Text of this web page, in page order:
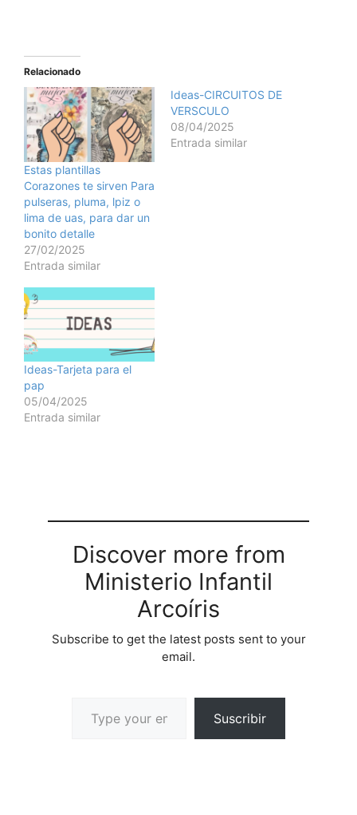
Relacionado
Estas plantillas
Corazones te sirven Para
pulseras, pluma, lpiz o
lima de uas, para dar un
bonito detalle
27/02/2025
Entrada similar
Ideas-CIRCUITOS DE
VERSCULO
08/04/2025
Entrada similar
Ideas-Tarjeta para el
pap
05/04/2025
Entrada similar
Discover more from
Ministerio Infantil
Arcoíris
Subscribe to get the latest posts sent to your
email.
Suscribir